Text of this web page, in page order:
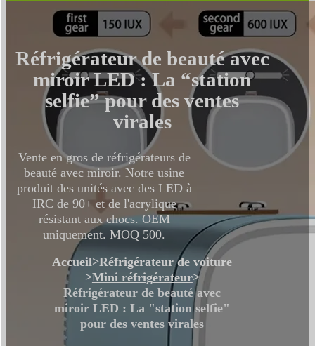
Réfrigérateur de beauté avec
miroir LED : La “station
selfie” pour des ventes
virales
Vente en gros de réfrigérateurs de
beauté avec miroir. Notre usine
produit des unités avec des LED à
IRC de 90+ et de l'acrylique
résistant aux chocs. OEM
uniquement. MOQ 500.
Accueil>Réfrigérateur de voiture
>Mini réfrigérateur>
Réfrigérateur de beauté avec
miroir LED : La "station selfie"
pour des ventes virales